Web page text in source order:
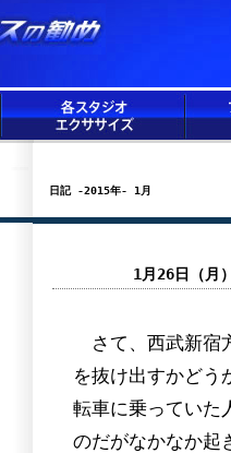
日記 -2015年- 1月
1月26日（月
さて、西武新宿
を抜け出すかどう
転車に乗っていた
のだがなかなか起